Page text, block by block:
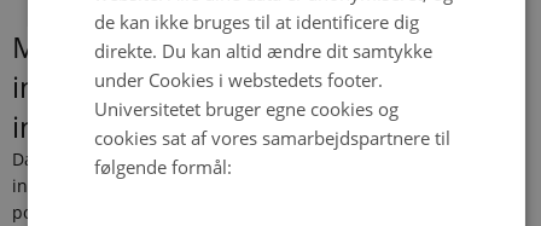
Magtens midler. Danske
interesseorganisationer og deres
indflydelsesstrategier
Danske interesseorganisationer anvender et bredt arsenal af
indflydelsesstrategier. De henvender sig til embedsmænd og
politikere, de søger at fange mediernes opmærksomhed, og de
de kan ikke bruges til at identificere dig
direkte. Du kan altid ændre dit samtykke
under Cookies i webstedets footer.
Universitetet bruger egne cookies og
cookies sat af vores samarbejdspartnere til
følgende formål: